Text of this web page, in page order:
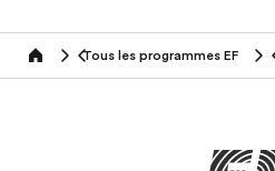
home Tous les programmes EF